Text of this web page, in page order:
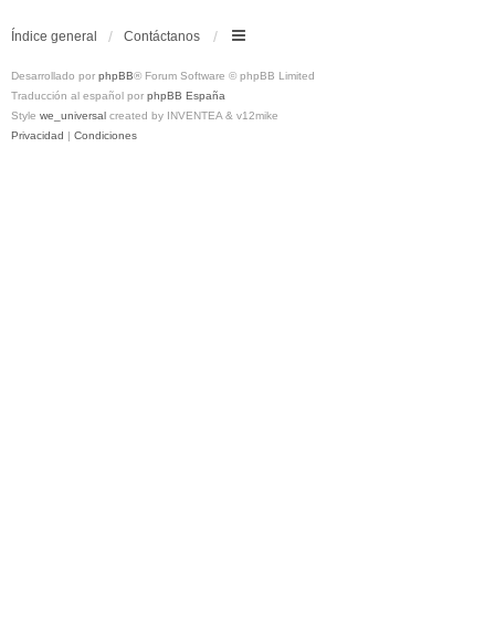
Índice general Contáctanos
Desarrollado por phpBB® Forum Software © phpBB Limited
Traducción al español por phpBB España
Style we_universal created by INVENTEA & v12mike
Privacidad | Condiciones